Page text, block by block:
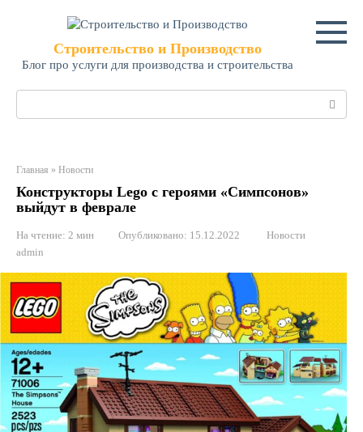
Строительство и Производство
Блог про услуги для производства и строительства
Главная » Новости
Конструкторы Lego с героями «Симпсонов»
выйдут в феврале
На чтение: 2 мин Опубликовано: 15.12.2022
Новости
admin